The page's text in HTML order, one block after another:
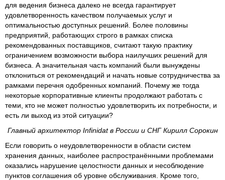
для ведения бизнеса далеко не всегда гарантирует
удовлетворенность качеством получаемых услуг и
оптимальностью доступных решений. Более половины
предприятий, работающих строго в рамках списка
рекомендованных поставщиков, считают такую практику
ограничением возможности выбора наилучших решений для
бизнеса. А значительная часть компаний были вынуждены
отклониться от рекомендаций и начать новые сотрудничества за
рамками перечня одобренных компаний. Почему же тогда
некоторые корпоративные клиенты продолжают работать с
теми, кто не может полностью удовлетворить их потребности, и
есть ли выход из этой ситуации?
Главный архитектор Infinidat в России и СНГ Кирилл Сорокин
Если говорить о неудовлетворенности в области систем
хранения данных, наиболее распространёнными проблемами
оказались нарушение целостности данных и несоблюдение
пунктов соглашения об уровне обслуживания. Кроме того,